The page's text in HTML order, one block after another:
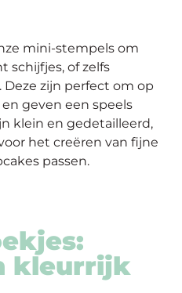
mini-stempels om
schijfjes, of zelfs
zijn perfect om op
geven een speels
klein en gedetailleerd,
het creëren van fijne
passen.
kleurrijk